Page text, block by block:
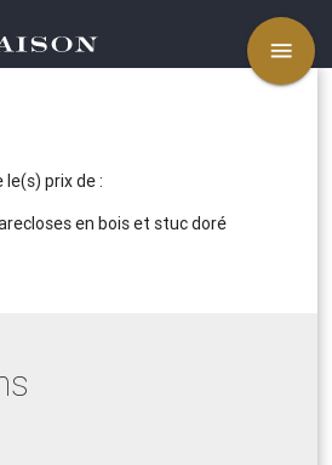
menu
prix de :
en bois et stuc doré